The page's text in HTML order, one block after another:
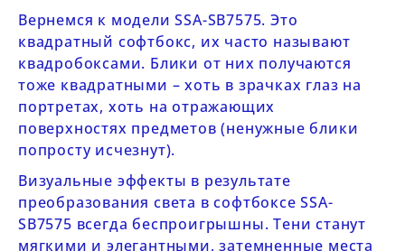
Вернемся к моделиSSA-SB7575. Это
квадратный софтбокс, их часто называют
квадробоксами. Блики от них получаются
тоже квадратными – хоть в зрачках глаз на
портретах, хоть на отражающих
поверхностях предметов (ненужные блики
попросту исчезнут).
Визуальные эффекты в результате
преобразования света в софтбоксеSSA-
SB7575 всегда беспроигрышны. Тени станут
мягкими и элегантными, затемненные места